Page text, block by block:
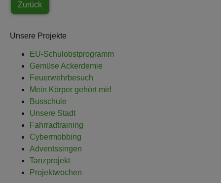
Zurück
Unsere Projekte
EU-Schulobstprogramm
Gemüse Ackerdemie
Feuerwehrbesuch
Mein Körper gehört mir!
Busschule
Unsere Stadt
Fahrradtraining
Cybermobbing
Adventssingen
Tanzprojekt
Projektwochen